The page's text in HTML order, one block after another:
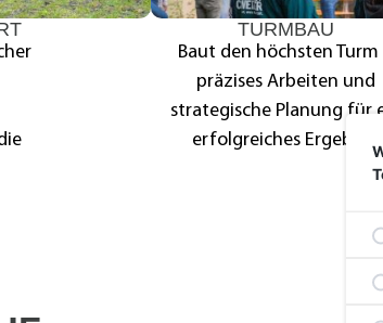
TURMBAU
Baut den höchsten Turm
präzises Arbeiten und
strategische Planung für
erfolgreiches Ergebnis.